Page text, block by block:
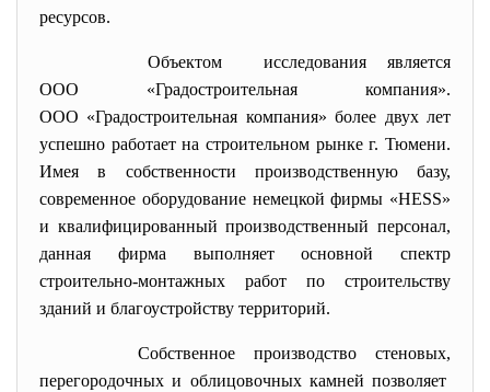
ресурсов.
Объектом исследования является
ООО «Градостроительная компания».
ООО «Градостроительная компания» более двух лет
успешно работает на строительном рынке г. Тюмени.
Имея в собственности производственную базу,
современное оборудование немецкой фирмы «HESS»
и квалифицированный производственный персонал,
данная фирма выполняет основной спектр
строительно-монтажных работ по строительству
зданий и благоустройству территорий.
Собственное производство стеновых,
перегородочных и облицовочных камней позволяет